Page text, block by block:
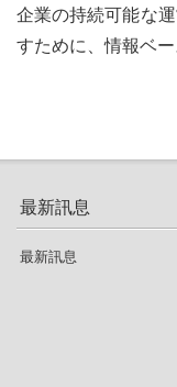
企業の持続可能な
すために、情報ベ
最新訊息
最新訊息